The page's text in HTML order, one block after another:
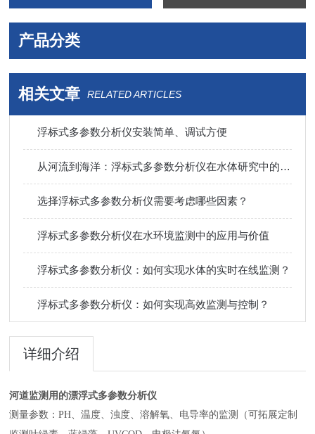
产品分类
相关文章 RELATED ARTICLES
浮标式多参数分析仪安装简单、调试方便
从河流到海洋：浮标式多参数分析仪在水体研究中的广泛应用
选择浮标式多参数分析仪需要考虑哪些因素？
浮标式多参数分析仪在水环境监测中的应用与价值
浮标式多参数分析仪：如何实现水体的实时在线监测？
浮标式多参数分析仪：如何实现高效监测与控制？
详细介绍
河道监测用的漂浮式多参数分析仪
测量参数：PH、温度、浊度、溶解氧、电导率的监测（可拓展定制